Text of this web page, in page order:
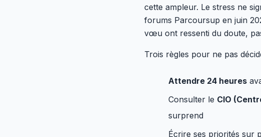
cette ampleur. Le stress ne
forums Parcoursup en juin
vœu ont ressenti du doute,
Trois règles pour ne pas
Attendre 24 heures
Consulter le CIO
surprend
Écrire ses priorités sur